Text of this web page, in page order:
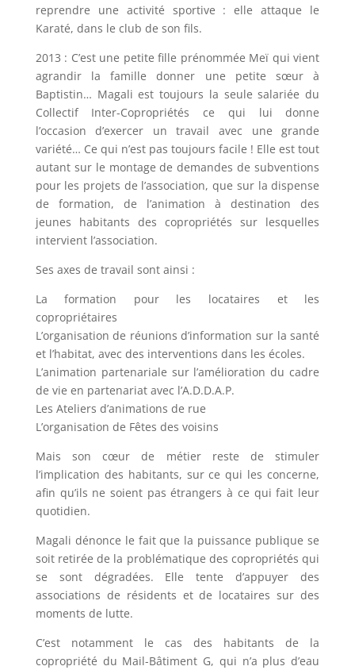
reprendre une activité sportive : elle attaque le
Karaté, dans le club de son fils.
2013 : C’est une petite fille prénommée Meï qui vient
agrandir la famille donner une petite sœur à
Baptistin… Magali est toujours la seule salariée du
Collectif Inter-Copropriétés ce qui lui donne
l’occasion d’exercer un travail avec une grande
variété… Ce qui n’est pas toujours facile ! Elle est tout
autant sur le montage de demandes de subventions
pour les projets de l’association, que sur la dispense
de formation, de l’animation à destination des
jeunes habitants des copropriétés sur lesquelles
intervient l’association.
Ses axes de travail sont ainsi :
La formation pour les locataires et les
copropriétaires
L’organisation de réunions d’information sur la santé
et l’habitat, avec des interventions dans les écoles.
L’animation partenariale sur l’amélioration du cadre
de vie en partenariat avec l’A.D.D.A.P.
Les Ateliers d’animations de rue
L’organisation de Fêtes des voisins
Mais son cœur de métier reste de stimuler
l’implication des habitants, sur ce qui les concerne,
afin qu’ils ne soient pas étrangers à ce qui fait leur
quotidien.
Magali dénonce le fait que la puissance publique se
soit retirée de la problématique des copropriétés qui
se sont dégradées. Elle tente d’appuyer des
associations de résidents et de locataires sur des
moments de lutte.
C’est notamment le cas des habitants de la
copropriété du Mail-Bâtiment G, qui n’a plus d’eau